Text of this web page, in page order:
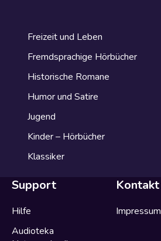
Freizeit und Leben
Fremdsprachige Hörbücher
Historische Romane
Humor und Satire
Jugend
Kinder – Hörbücher
Klassiker
Support
Hilfe
Audioteka
Kontakt
Impressum